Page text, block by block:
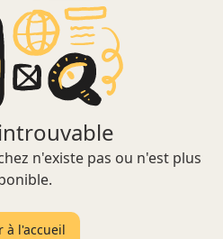
n'existe pas ou n'est plus
à l'accueil